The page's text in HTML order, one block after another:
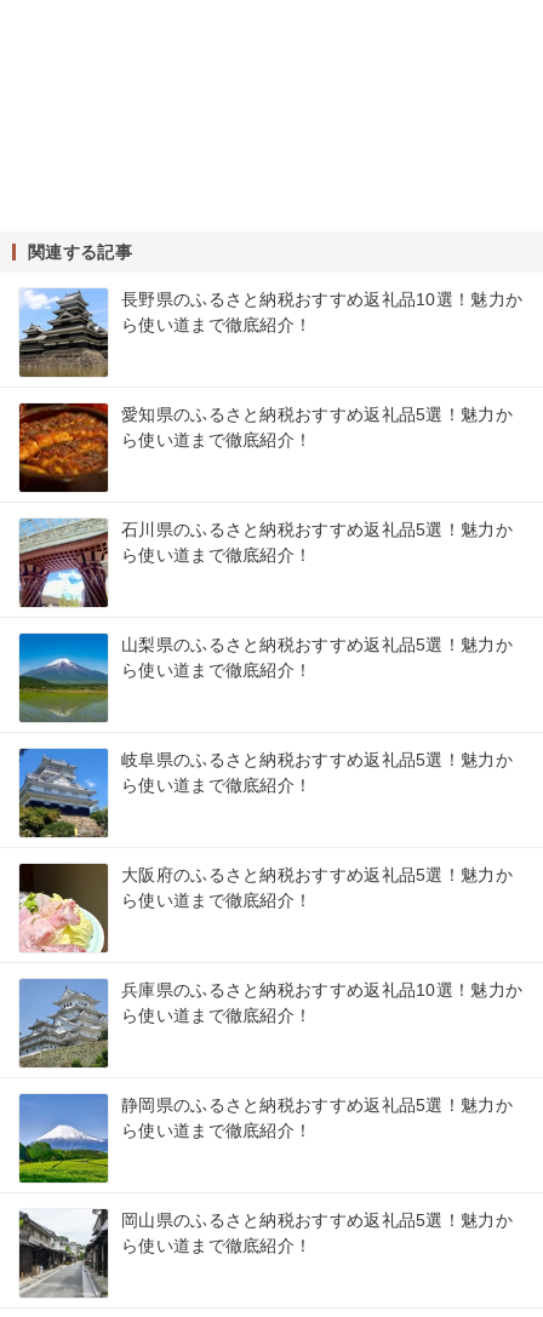
関連する記事
長野県のふるさと納税おすすめ返礼品10選！魅力か
ら使い道まで徹底紹介！
愛知県のふるさと納税おすすめ返礼品5選！魅力か
ら使い道まで徹底紹介！
石川県のふるさと納税おすすめ返礼品5選！魅力か
ら使い道まで徹底紹介！
山梨県のふるさと納税おすすめ返礼品5選！魅力か
ら使い道まで徹底紹介！
岐阜県のふるさと納税おすすめ返礼品5選！魅力か
ら使い道まで徹底紹介！
大阪府のふるさと納税おすすめ返礼品5選！魅力か
ら使い道まで徹底紹介！
兵庫県のふるさと納税おすすめ返礼品10選！魅力か
ら使い道まで徹底紹介！
静岡県のふるさと納税おすすめ返礼品5選！魅力か
ら使い道まで徹底紹介！
岡山県のふるさと納税おすすめ返礼品5選！魅力か
ら使い道まで徹底紹介！